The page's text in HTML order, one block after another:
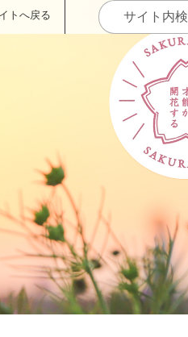
トへ戻る